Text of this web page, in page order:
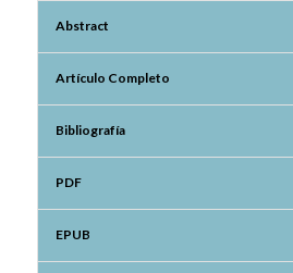
Abstract
Artículo Completo
Bibliografía
PDF
EPUB